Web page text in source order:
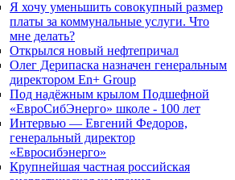
Я хочу уменьшить совокупный размер
платы за коммунальные услуги. Что
мне делать?
Открылся новый нефтепричал
Олег Дерипаска назначен генеральным
директором En+ Group
Под надёжным крылом Подшефной
«ЕвроСибЭнерго» школе - 100 лет
Интервью — Евгений Федоров,
генеральный директор
«Евросибэнерго»
Крупнейшая частная российская